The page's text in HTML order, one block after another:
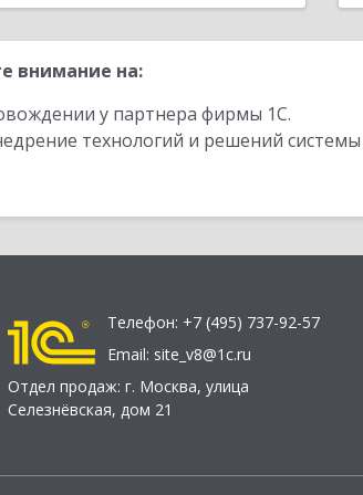
внимание на:
у партнера фирмы 1С.
технологий и решений
Телефон: +7 (495) 737-92-57
Email: site_v8@1c.ru
Отдел продаж: г. Москва, улица
Селезнёвская, дом 21